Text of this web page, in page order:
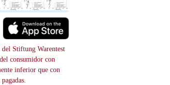
Stiftung Warentest
consumidor con
inferior que con